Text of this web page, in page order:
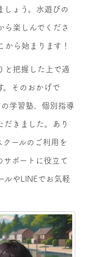
しょう。水遊びの
ら楽しんでくださ
から始まります！
と把握した上で適
。そのおかげで
学習塾、個別指導
だきました。あり
クールのご利用を
サポートに役立て
ルやLINEでお気軽